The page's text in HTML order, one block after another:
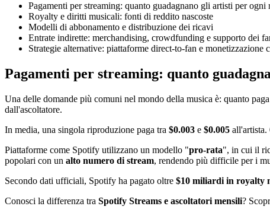
Pagamenti per streaming: quanto guadagnano gli artisti per ogni
Royalty e diritti musicali: fonti di reddito nascoste
Modelli di abbonamento e distribuzione dei ricavi
Entrate indirette: merchandising, crowdfunding e supporto dei
Strategie alternative: piattaforme direct-to-fan e monetizzazione
Pagamenti per streaming: quanto
Una delle domande più comuni nel mondo della musica è: quanto
dall'ascoltatore.
In media, una singola riproduzione paga tra $0.003 e $0.005 all'artista.
Piattaforme come Spotify utilizzano un modello "pro-rata", in cui il
popolari con un alto numero di stream, rendendo più difficile per i
Secondo dati ufficiali, Spotify ha pagato oltre $10 miliardi in royalty
Conosci la differenza tra Spotify Streams e ascoltatori mensili?